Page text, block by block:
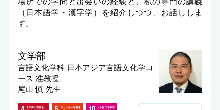
（日本語学・漢字学）を紹介しつつ、お話ししま
す。
文学部
言語文化学科 日本アジア言語文化学コ
ース 准教授
尾山 慎 先生